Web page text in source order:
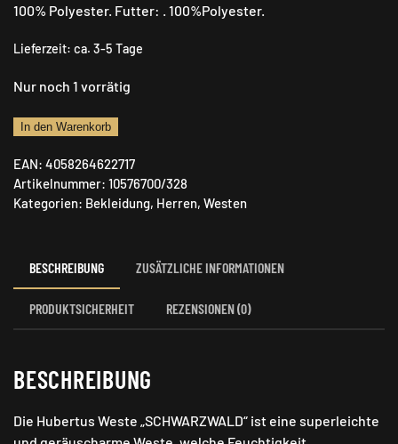
100% Polyester. Futter: . 100%Polyester.
Lieferzeit: ca. 3-5 Tage
Nur noch 1 vorrätig
Hubertus
"SCHWARZWALD"
Menge
In den Warenkorb
EAN: 4058264622717
Artikelnummer: 10576700/328
Kategorien: Bekleidung, Herren, Westen
BESCHREIBUNG ZUSÄTZLICHE INFORMATIONEN
PRODUKTSICHERHEIT REZENSIONEN (0)
BESCHREIBUNG
Die Hubertus Weste „SCHWARZWALD“ ist eine superleichte